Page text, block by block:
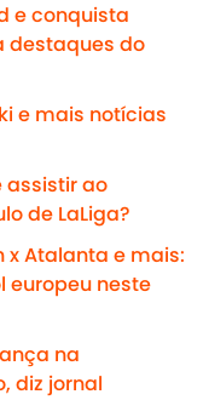
e conquista
destaques do
e mais notícias
assistir ao
de LaLiga?
x Atalanta e mais:
europeu neste
na
diz jornal